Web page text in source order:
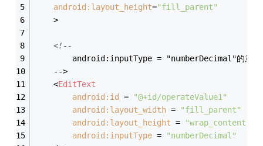
android:layout_height="fill_parent"
    >
<!--
android:inputType = "numberDecimal"的意
	-->
<EditText
android:id
=
"@+id/operateValue1"
android:layout_width =
"fill_parent"
android:layout_height =
"wrap_content"
android:inputType =
"numberDecimal"